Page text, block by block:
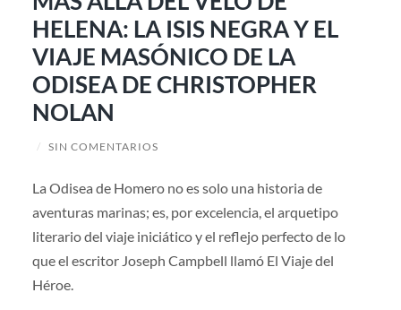
HELENA: LA ISIS NEGRA Y EL
VIAJE MASÓNICO DE LA
ODISEA DE CHRISTOPHER
NOLAN
/ SIN COMENTARIOS
La Odisea de Homero no es solo una historia de
aventuras marinas; es, por excelencia, el arquetipo
literario del viaje iniciático y el reflejo perfecto de lo
que el escritor Joseph Campbell llamó El Viaje del
Héroe.